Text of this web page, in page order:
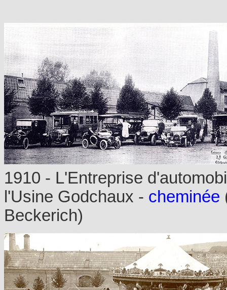
1910 - L'Entreprise
l'Usine Godchaux - cheminée
Beckerich)